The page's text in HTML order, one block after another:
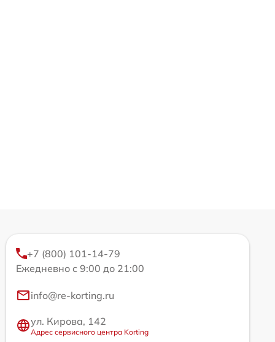
+7 (800) 101-14-79
Ежедневно с 9:00 до 21:00
info@re-korting.ru
ул. Кирова, 142
Адрес сервисного центра Korting